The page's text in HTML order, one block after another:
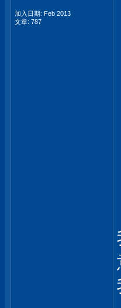
加入日期: Feb 2013
文章: 787